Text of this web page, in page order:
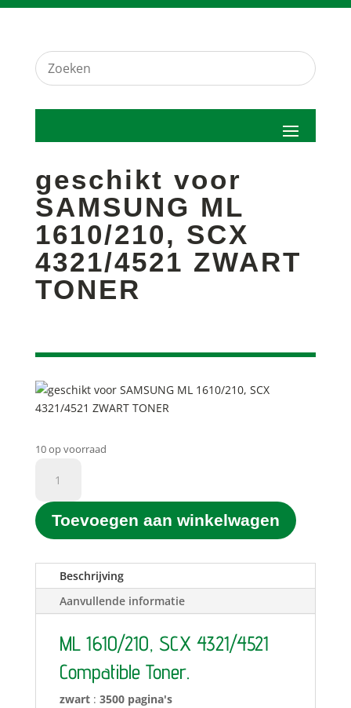
geschikt voor
SAMSUNG ML
1610/210, SCX
4321/4521 ZWART
TONER
10 op voorraad
SAMSUNG
ML
1610/210,
4321/4521
ZWART
TONER
Toevoegen aan winkelwagen
Beschrijving
Aanvullende informatie
ML 1610/210, SCX 4321/4521
Compatible Toner.
zwart: 3500 pagina's